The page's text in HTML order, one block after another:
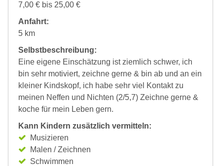
7,00 € bis 25,00 €
Anfahrt:
5 km
Selbstbeschreibung:
Eine eigene Einschätzung ist ziemlich schwer, ich
bin sehr motiviert, zeichne gerne & bin ab und an ein
kleiner Kindskopf, ich habe sehr viel Kontakt zu
meinen Neffen und Nichten (2/5,7) Zeichne gerne &
koche für mein Leben gern.
Kann Kindern zusätzlich vermitteln:
Musizieren
Malen / Zeichnen
Schwimmen